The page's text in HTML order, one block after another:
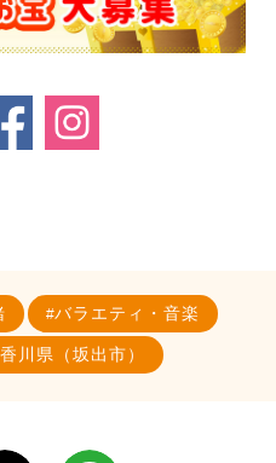
バラエティ・音楽
香川県（坂出市）